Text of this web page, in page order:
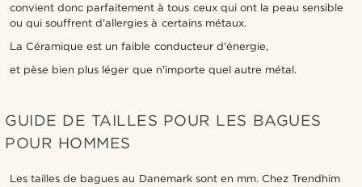
convient donc parfaitement à tous ceux qui ont la peau sensible
ou qui souffrent d'allergies à certains métaux.
La Céramique est un faible conducteur d'énergie,
et pèse bien plus léger que n'importe quel autre métal.
GUIDE DE TAILLES POUR LES BAGUES
POUR HOMMES
Les tailles de bagues au Danemark sont en mm. Chez Trendhim